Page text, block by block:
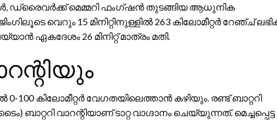
ഡ്രൈവർക്ക് മെമ്മറി ഫംഗ്ഷൻ തുടങ്ങിയ ആധുനിക
വെറും 15 മിനിറ്റിനുള്ളിൽ 263 കിലോമീറ്റർ റേഞ്ച്
ഏകദേശം 26 മിനിറ്റ് മാത്രം മതി.
100 കിലോമീറ്റർ വേഗതയിലെത്താൻ കഴിയും. രണ്ട് ബാറ്ററി
വാറന്റിയാണ് ടാറ്റ വാഗ്ദാനം ചെയ്യുന്നത്. മെച്ചപ്പെട്ട